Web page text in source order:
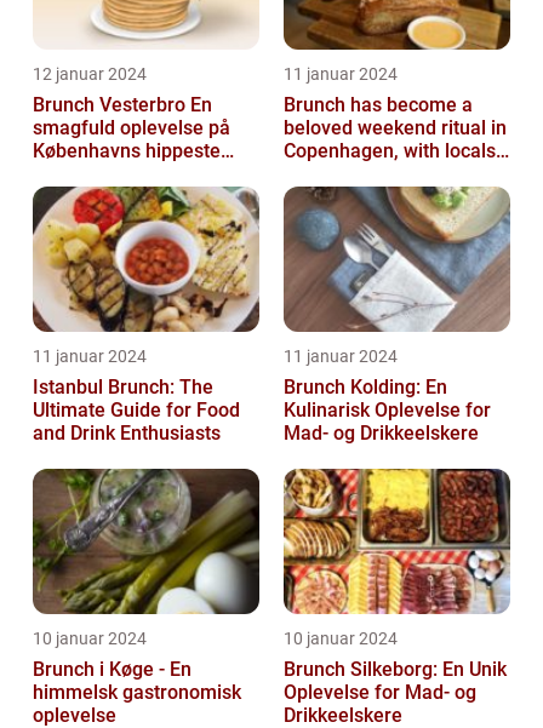
12 januar 2024
Brunch Vesterbro En
smagfuld oplevelse på
Københavns hippeste
11 januar 2024
Brunch has become a
beloved weekend ritual in
Copenhagen, with locals
to...
11 januar 2024
Istanbul Brunch: The
Ultimate Guide for Food
and Drink Enthusiasts
11 januar 2024
Brunch Kolding: En
Kulinarisk Oplevelse for
Mad- og Drikkeelskere
10 januar 2024
Brunch i Køge - En
himmelsk gastronomisk
oplevelse
10 januar 2024
Brunch Silkeborg: En Unik
Oplevelse for Mad- og
Drikkeelskere